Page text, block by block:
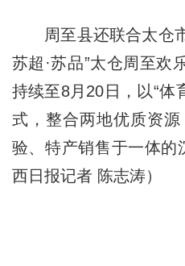
周至县还联合太仓市
苏超·苏品”太仓周至欢
持续至8月20日，以“体
式，整合两地优质资
验、特产销售于一体的
西日报记者 陈志涛）